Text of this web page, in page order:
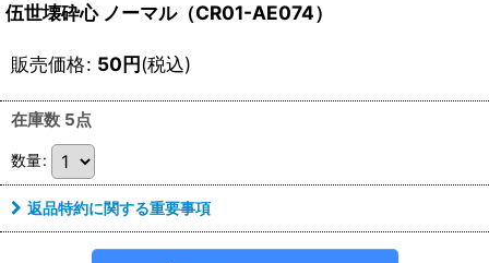
伍世壊砕心 ノーマル（CR01-AE074）
販売価格: 50円(税込)
在庫数 5点
数量:
返品特約に関する重要事項